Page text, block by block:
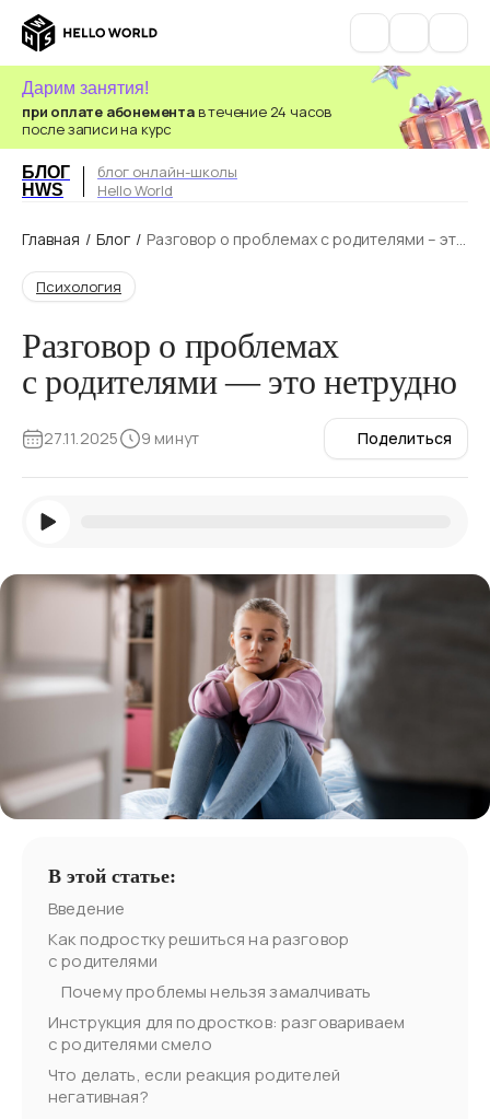
при оплате абонементав течение 24 часов
после записи на курс
Дарим занятия!
БЛОГ
HWS
блог онлайн-школы
Hello World
Главная / Блог / Разговор о проблемах с родителями – это
Психология
Разговор о проблемах
с родителями — это нетрудно
27.11.2025 9 минут Поделиться
В этой статье:
Введение
Как подростку решиться на разговор
с родителями
Почему проблемы нельзя замалчивать
Инструкция для подростков: разговариваем
с родителями смело
Что делать, если реакция родителей
негативная?